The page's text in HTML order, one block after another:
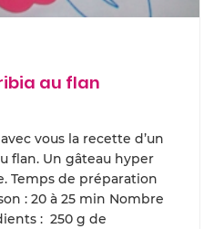
au flan
vous la recette d’un
flan. Un gâteau hyper
Temps de préparation
: 20 à 25 min Nombre
: 250 g de